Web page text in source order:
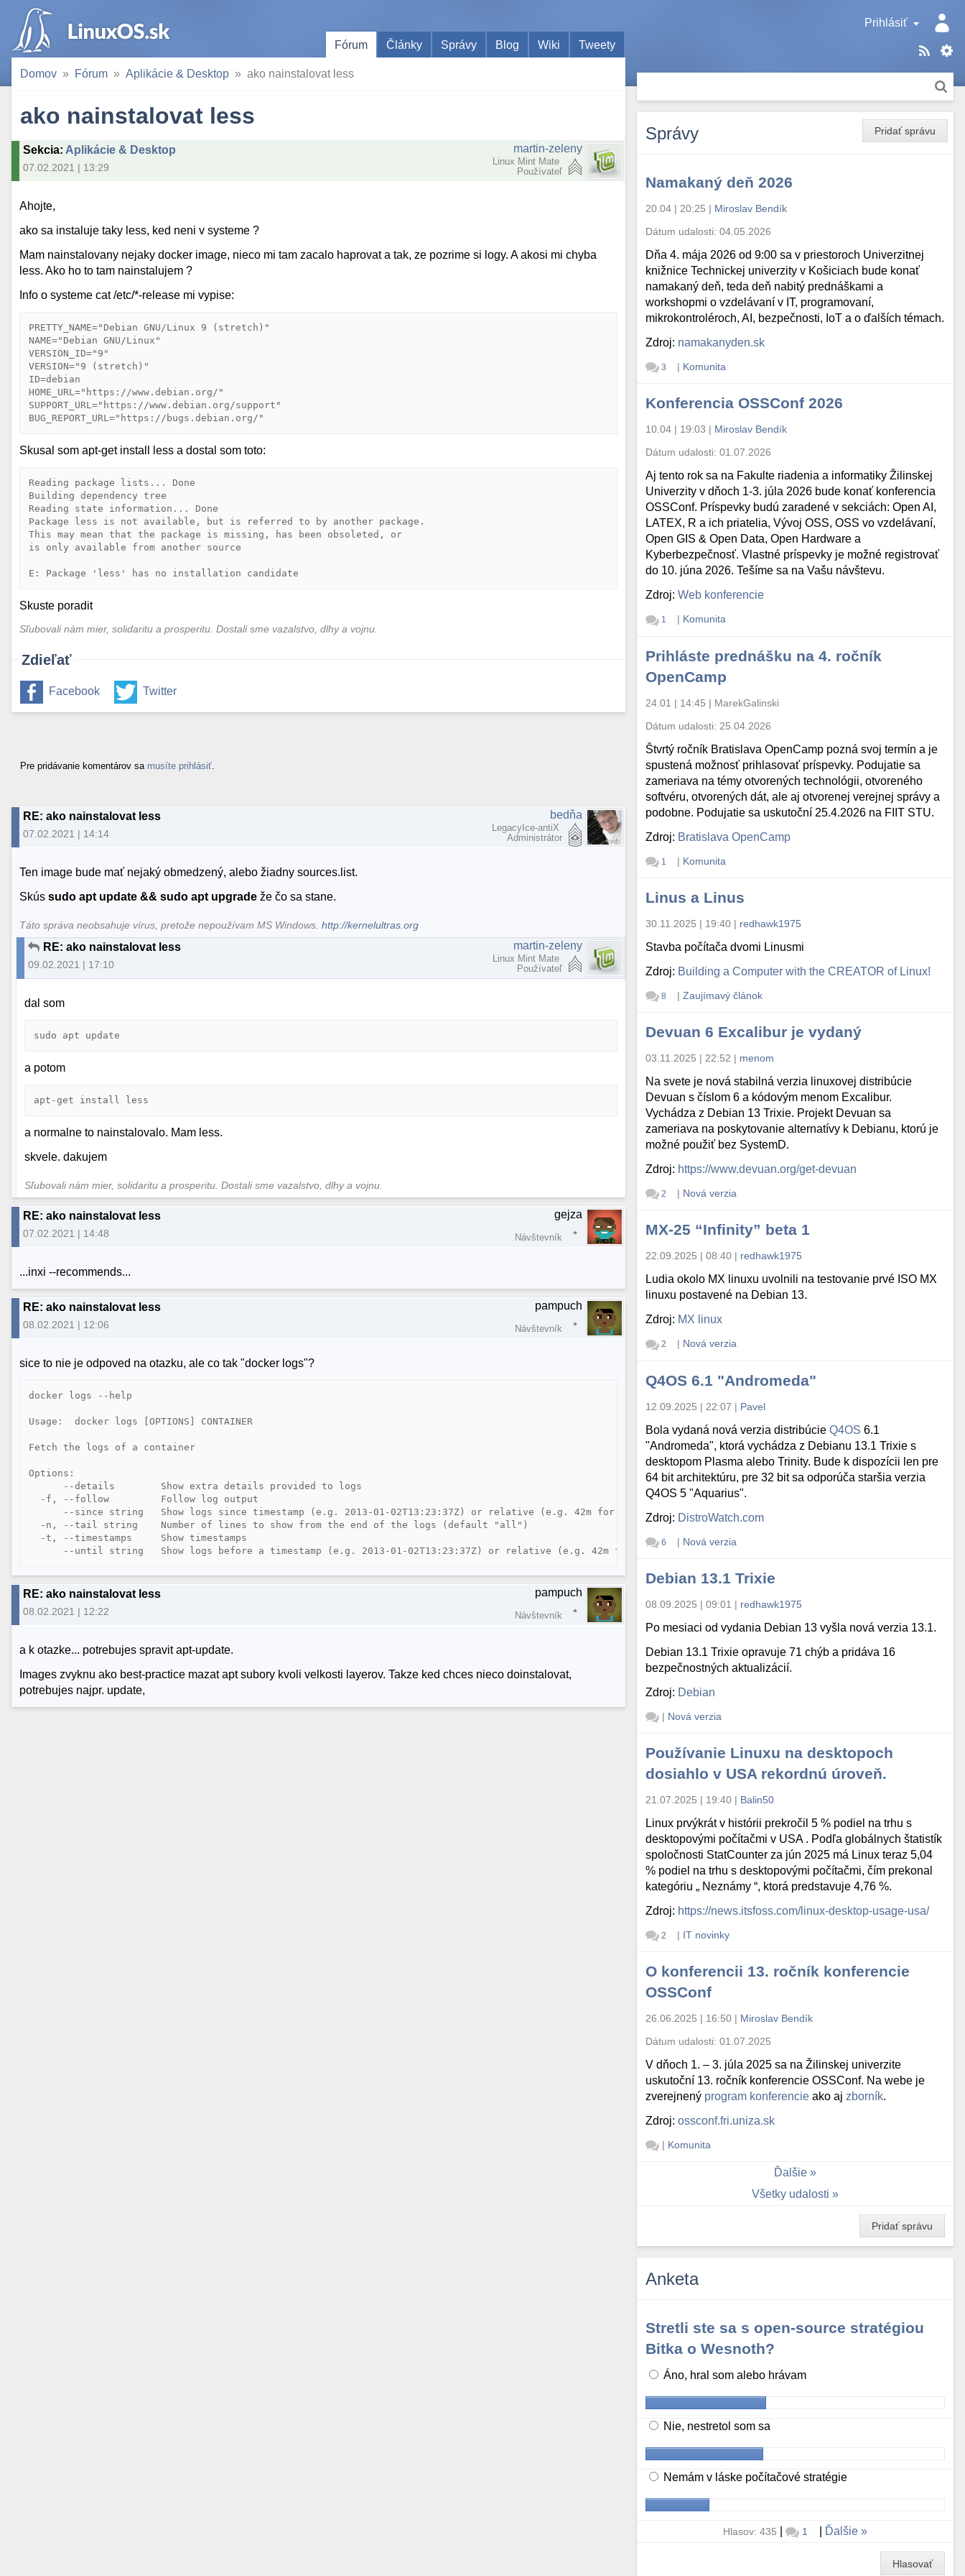
Prihlásiť
Fórum
Články Správy Blog Wiki Tweety
Domov Fórum Aplikácie & Desktop ako nainstalovat less
ako nainstalovat less
Sekcia: Aplikácie & Desktop
07.02.2021 | 13:29
martin-zeleny
Linux Mint Mate
Používateľ
Ahojte,
ako sa instaluje taky less, ked neni v systeme ?
Mam nainstalovany nejaky docker image, nieco mi tam zacalo haprovat a tak, ze pozrime si logy. A akosi mi chyba
less. Ako ho to tam nainstalujem ?
Info o systeme cat /etc/*-release mi vypise:
PRETTY_NAME="Debian GNU/Linux 9 (stretch)"
NAME="Debian GNU/Linux"
VERSION_ID="9"
VERSION="9 (stretch)"
ID=debian
HOME_URL="https://www.debian.org/"
SUPPORT_URL="https://www.debian.org/support"
Skusal som apt-get install less a dostal som toto:
Reading package lists... Done
Building dependency tree
Reading state information... Done
Package less is not available, but is referred to by another package.
This may mean that the package is missing, has been obsoleted, or
is only available from another source
Skuste poradit
Sľubovali nám mier, solidaritu a prosperitu. Dostali sme vazalstvo, dlhy a vojnu.
Zdieľať
Facebook Twitter
Pre pridávanie komentárov sa musíte prihlásiť
RE: ako nainstalovat less
07.02.2021 | 14:14
bedňa
LegacyIce-antiX
Administrátor
Ten image bude mať nejaký obmedzený, alebo žiadny sources.list.
Skússudo apt update && sudo apt upgrade že čo sa stane.
Táto správa neobsahuje vírus, pretože nepoužívam MS Windows.http://kernelultras.org
RE: ako nainstalovat less
09.02.2021 | 17:10
martin-zeleny
Linux Mint Mate
Používateľ
dal som
sudo apt update
a potom
apt-get install less
a normalne to nainstalovalo. Mam less.
skvele. dakujem
Sľubovali nám mier, solidaritu a prosperitu. Dostali sme vazalstvo, dlhy a vojnu.
RE: ako nainstalovat less
07.02.2021 | 14:48
gejza
Návštevník
...inxi --recommends...
RE: ako nainstalovat less
08.02.2021 | 12:06
pampuch
Návštevník
sice to nie je odpoved na otazku, ale co tak "docker logs"?
docker logs --help
Usage:  docker logs [OPTIONS] CONTAINER
Fetch the logs of a container
Options:
      --details        Show extra details provided to logs
  -f, --follow         Follow log output
      --since string   Show logs since timestamp (e.g. 2013-01-02T13:23:37Z) or relative (e.g. 42m for 42 minutes)
  -n, --tail string    Number of lines to show from the end of the logs (default "all")
  -t, --timestamps     Show timestamps
RE: ako nainstalovat less
08.02.2021 | 12:22
pampuch
Návštevník
a k otazke... potrebujes spravit apt-update.
Images zvyknu ako best-practice mazat apt subory kvoli velkosti layerov. Takze ked chces nieco doinstalovat,
potrebujes najpr. update,
Pridať správu
Správy
Namakaný deň 2026
20.04 | 20:25 | Miroslav Bendík
Dátum udalosti:04.05.2026
Dňa 4. mája 2026 od 9:00 sa v priestoroch Univerzitnej
knižnice Technickej univerzity v Košiciach bude konať
namakaný deň, teda deň nabitý prednáškami a
workshopmi o vzdelávaní v IT, programovaní,
mikrokontroléroch, AI, bezpečnosti, IoT a o ďalších témach.
Zdroj: namakanyden.sk
3 | Komunita
Konferencia OSSConf 2026
10.04 | 19:03 | Miroslav Bendík
Dátum udalosti:01.07.2026
Aj tento rok sa na Fakulte riadenia a informatiky Žilinskej
Univerzity v dňoch 1-3. júla 2026 bude konať konferencia
OSSConf. Príspevky budú zaradené v sekciách: Open AI,
LATEX, R a ich priatelia, Vývoj OSS, OSS vo vzdelávaní,
Open GIS & Open Data, Open Hardware a
Kyberbezpečnosť. Vlastné príspevky je možné registrovať
do 10. júna 2026. Tešíme sa na Vašu návštevu.
Zdroj:Web konferencie
1 | Komunita
Prihláste prednášku na 4. ročník
OpenCamp
24.01 | 14:45 | MarekGalinski
Dátum udalosti: 25.04.2026
Štvrtý ročník Bratislava OpenCamp pozná svoj termín a je
spustená možnosť prihlasovať príspevky. Podujatie sa
zameriava na témy otvorených technológii, otvoreného
softvéru, otvorených dát, ale aj otvorenej verejnej správy a
podobne. Podujatie sa uskutoční 25.4.2026 na FIIT STU.
Zdroj: Bratislava OpenCamp
1 | Komunita
Linus a Linus
30.11.2025 | 19:40 | redhawk1975
Stavba počítača dvomi Linusmi
Zdroj: Building a Computer with the CREATOR of Linux!
8 | Zaujímavý článok
Devuan 6 Excalibur je vydaný
03.11.2025 | 22:52 | menom
Na svete je nová stabilná verzia linuxovej distribúcie
Devuan s číslom 6 a kódovým menom Excalibur.
Vychádza z Debian 13 Trixie. Projekt Devuan sa
zameriava na poskytovanie alternatívy k Debianu, ktorú je
možné použiť bez SystemD.
Zdroj: https://www.devuan.org/get-devuan
2 | Nová verzia
MX-25 “Infinity” beta 1
22.09.2025 | 08:40 | redhawk1975
Ludia okolo MX linuxu uvolnili na testovanie prvé ISO MX
linuxu postavené na Debian 13.
Zdroj: MX linux
2 | Nová verzia
Q4OS 6.1 "Andromeda"
12.09.2025 | 22:07 | Pavel
Bola vydaná nová verzia distribúcieQ4OS 6.1
"Andromeda", ktorá vychádza z Debianu 13.1 Trixie s
desktopom Plasma alebo Trinity. Bude k dispozícii len pre
64 bit architektúru, pre 32 bit sa odporúča staršia verzia
Q4OS 5 "Aquarius".
Zdroj: DistroWatch.com
6 | Nová verzia
Debian 13.1 Trixie
08.09.2025 | 09:01 | redhawk1975
Po mesiaci od vydania Debian 13 vyšla nová verzia 13.1.
Debian 13.1 Trixie opravuje 71 chýb a pridáva 16
bezpečnostných aktualizácií.
Zdroj: Debian
| Nová verzia
Používanie Linuxu na desktopoch
dosiahlo v USA rekordnú úroveň.
21.07.2025 | 19:40 | Balin50
Linux prvýkrát v histórii prekročil 5 % podiel na trhu s
desktopovými počítačmi v USA . Podľa globálnych štatistík
spoločnosti StatCounter za jún 2025 má Linux teraz 5,04
% podiel na trhu s desktopovými počítačmi, čím prekonal
kategóriu „ Neznámy “, ktorá predstavuje 4,76 %.
Zdroj: https://news.itsfoss.com/linux-desktop-usage-usa/
2 | IT novinky
O konferencii 13. ročník konferencie
OSSConf
26.06.2025 | 16:50 | Miroslav Bendík
Dátum udalosti:01.07.2025
V dňoch 1. – 3. júla 2025 sa na Žilinskej univerzite
uskutoční 13. ročník konferencie OSSConf. Na webe je
zverejnený program konferencie ako aj zborník.
Zdroj:ossconf.fri.uniza.sk
| Komunita
Ďalšie
Všetky udalosti
Pridať správu
Anketa
Stretli ste sa s open-source stratégiou
Bitka o Wesnoth?
Áno, hral som alebo hrávam
Nie, nestretol som sa
Nemám v láske počítačové stratégie
Hlasov: 435 | 1 Ďalšie
Hlasovať